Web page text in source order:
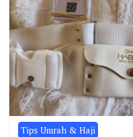
Tips Umrah & Haji